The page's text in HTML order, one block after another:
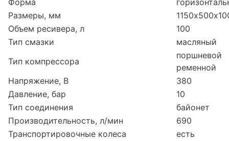
Размеры, мм
Объем ресивера, л
100
Тип смазки
масляный
Тип компрессора
поршневой
ременной
Напряжение, В
380
Давление, бар
10
Тип соединения
байонет
Производительность, л/мин
690
Транспортировочные колеса
есть